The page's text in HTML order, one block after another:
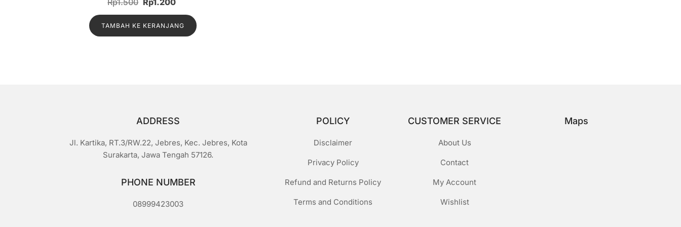
i
i
a
Rp1.500
aslinya
adalah:
Rp1.500.
Rp1.200
saat
ini
adalah:
TAMBAH KE KERANJANG
ADDRESS
Jl. Kartika, RT.3/RW.22, Jebres, Kec. Jebres, Kota
Surakarta, Jawa Tengah 57126.
PHONE NUMBER
08999423003
POLICY
Disclaimer
Privacy Policy
Refund and Returns Policy
Terms and Conditions
CUSTOMER SERVICE
About Us
Contact
My Account
Wishlist
Maps